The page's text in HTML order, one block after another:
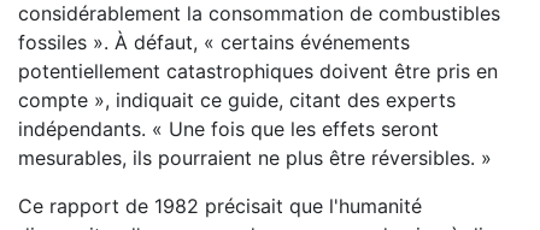
considérablement la consommation de combustibles
fossiles ». À défaut, « certains événements
potentiellement catastrophiques doivent être pris en
compte », indiquait ce guide, citant des experts
indépendants. « Une fois que les effets seront
mesurables, ils pourraient ne plus être réversibles. »
Ce rapport de 1982 précisait que l'humanité